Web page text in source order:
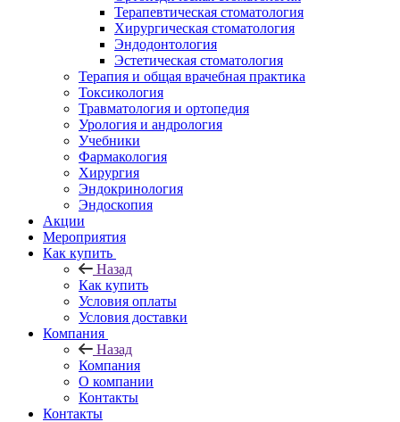
Терапевтическая стоматология
Хирургическая стоматология
Эндодонтология
Эстетическая стоматология
Терапия и общая врачебная практика
Токсикология
Травматология и ортопедия
Урология и андрология
Учебники
Фармакология
Хирургия
Эндокринология
Эндоскопия
Акции
Мероприятия
Как купить
Назад
Как купить
Условия оплаты
Условия доставки
Компания
Назад
Компания
О компании
Контакты
Контакты